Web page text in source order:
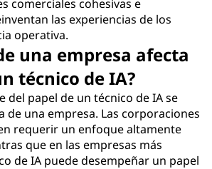
comerciales cohesivas e
las experiencias de los
operativa.
una empresa afecta
técnico de IA?
del papel de un técnico de IA se
de una empresa. Las corporaciones
requerir un enfoque altamente
que en las empresas más
de IA puede desempeñar un papel